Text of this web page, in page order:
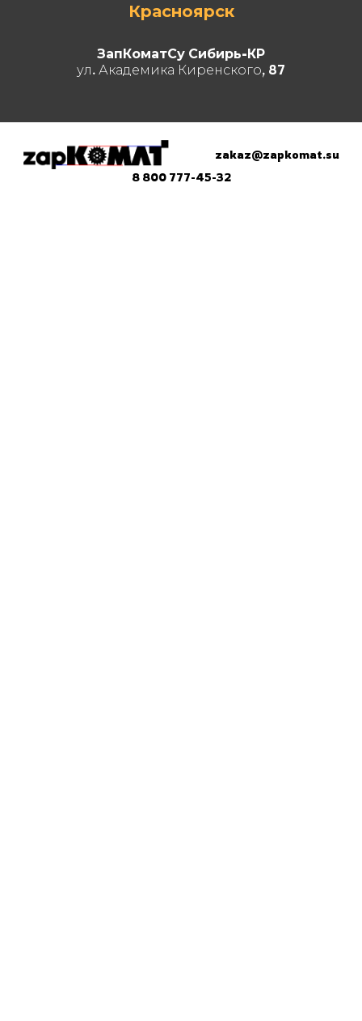
Красноярск
ЗапКоматСу Сибирь-КР
ул. Академика Киренского, 87
zakaz@zapkomat.su
8 800 777-45-32